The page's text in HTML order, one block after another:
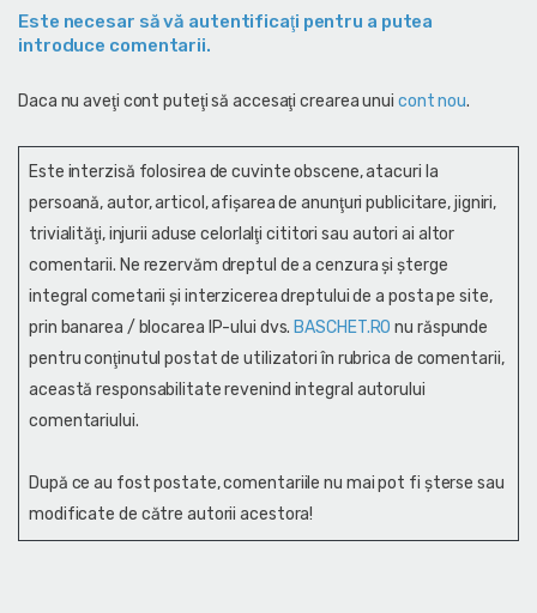
Este necesar să vă autentificaţi pentru a putea
introduce comentarii.
Daca nu aveţi cont puteţi să accesaţi crearea unui cont nou.
Este interzisă folosirea de cuvinte obscene, atacuri la
persoană, autor, articol, afişarea de anunţuri publicitare, jigniri,
trivialităţi, injurii aduse celorlalţi cititori sau autori ai altor
comentarii. Ne rezervăm dreptul de a cenzura și şterge
integral cometarii și interzicerea dreptului de a posta pe site,
prin banarea / blocarea IP-ului dvs. BASCHET.RO nu răspunde
pentru conţinutul postat de utilizatori în rubrica de comentarii,
această responsabilitate revenind integral autorului
comentariului.
După ce au fost postate, comentariile nu mai pot fi șterse sau
modificate de către autorii acestora!